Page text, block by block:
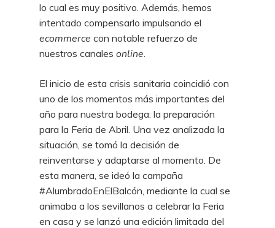
lo cual es muy positivo. Además, hemos
intentado compensarlo impulsando el
ecommerce con notable refuerzo de
nuestros canales online
El inicio de esta crisis sanitaria coincidió con
uno de los momentos más importantes del
año para nuestra bodega: la preparación
para la Feria de Abril. Una vez analizada la
situación, se tomó la decisión de
reinventarse y adaptarse al momento. De
esta manera, se ideó la campaña
#AlumbradoEnElBalcón, mediante la cual se
animaba a los sevillanos a celebrar la Feria
en casa y se lanzó una edición limitada del